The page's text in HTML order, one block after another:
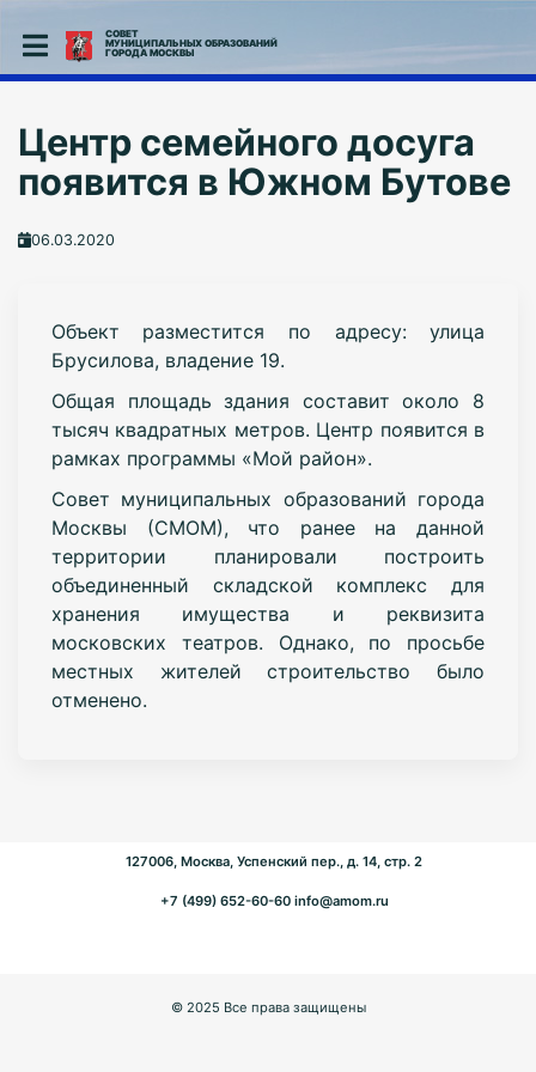
СОВЕТ
МУНИЦИПАЛЬНЫХ ОБРАЗОВАНИЙ
ГОРОДА МОСКВЫ
Центр семейного досуга
появится в Южном Бутове
06.03.2020
Объект разместится по адресу: улица
Брусилова, владение 19.
Общая площадь здания составит около 8
тысяч квадратных метров. Центр появится в
рамках программы «Мой район».
Совет муниципальных образований города
Москвы (СМОМ), что ранее на данной
территории планировали построить
объединенный складской комплекс для
хранения имущества и реквизита
московских театров. Однако, по просьбе
местных жителей строительство было
отменено.
127006, Москва, Успенский пер., д. 14, стр. 2
+7 (499) 652-60-60 info@amom.ru
© 2025 Все права защищены